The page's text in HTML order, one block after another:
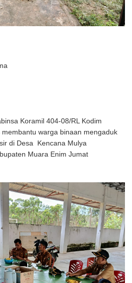
Koramil 404-08/RL Kodim
warga binaan mengaduk
di Desa Kencana Mulya
Muara Enim Jumat